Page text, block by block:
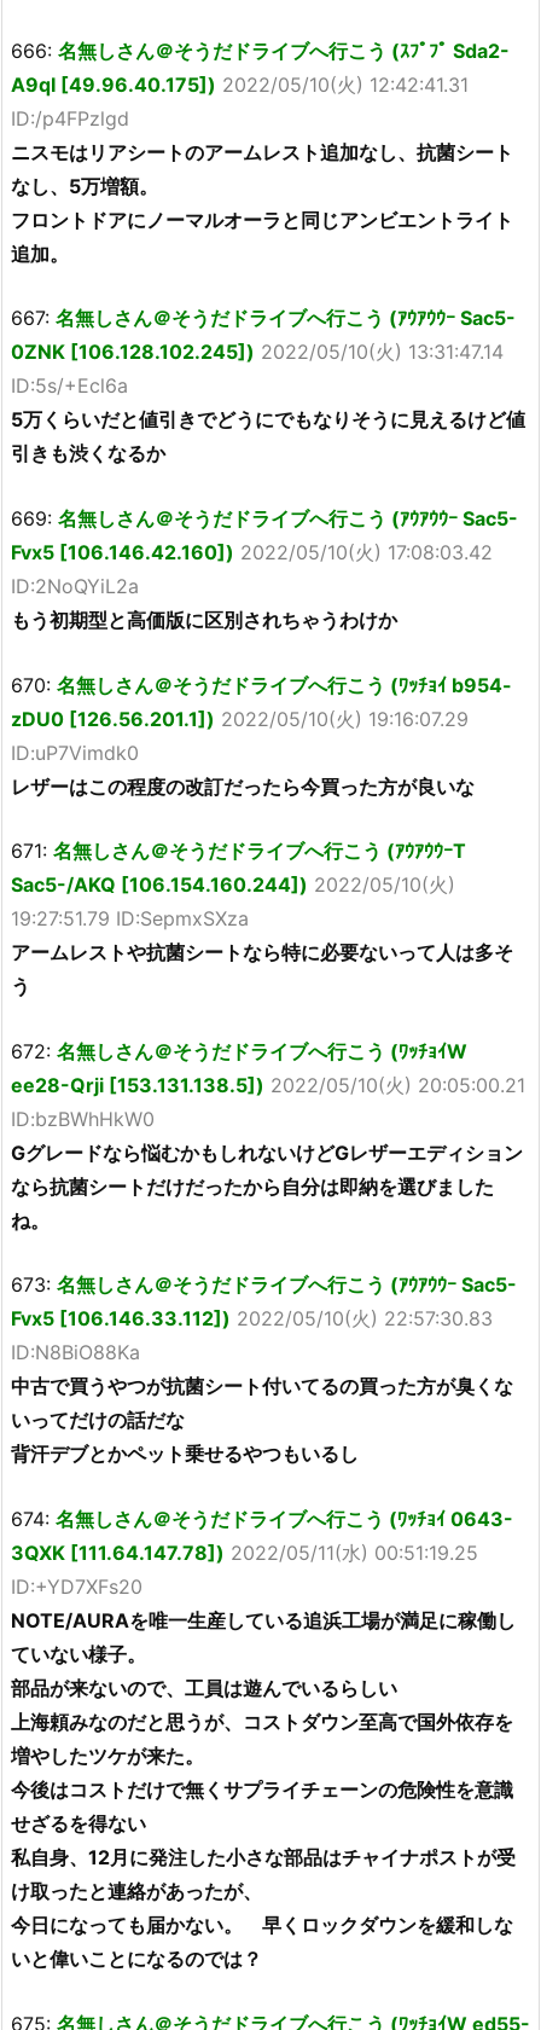
666: 名無しさん＠そうだドライブへ行こう (ｽﾌﾟﾌﾟ Sda2-
A9qI [49.96.40.175]) 2022/05/10(火) 12:42:41.31
ID:/p4FPzlgd
ニスモはリアシートのアームレスト追加なし、抗菌シート
なし、5万増額。
フロントドアにノーマルオーラと同じアンビエントライト
追加。
667: 名無しさん＠そうだドライブへ行こう (ｱｳｱｳｳｰ Sac5-
0ZNK [106.128.102.245]) 2022/05/10(火) 13:31:47.14
ID:5s/+Ecl6a
5万くらいだと値引きでどうにでもなりそうに見えるけど値
引きも渋くなるか
669: 名無しさん＠そうだドライブへ行こう (ｱｳｱｳｳｰ Sac5-
Fvx5 [106.146.42.160]) 2022/05/10(火) 17:08:03.42
ID:2NoQYiL2a
もう初期型と高価版に区別されちゃうわけか
670: 名無しさん＠そうだドライブへ行こう (ﾜｯﾁｮｲ b954-
zDU0 [126.56.201.1]) 2022/05/10(火) 19:16:07.29
ID:uP7Vimdk0
レザーはこの程度の改訂だったら今買った方が良いな
671: 名無しさん＠そうだドライブへ行こう (ｱｳｱｳｳｰT
Sac5-/AKQ [106.154.160.244]) 2022/05/10(火)
19:27:51.79 ID:SepmxSXza
アームレストや抗菌シートなら特に必要ないって人は多そ
う
672: 名無しさん＠そうだドライブへ行こう (ﾜｯﾁｮｲW
ee28-Qrji [153.131.138.5]) 2022/05/10(火) 20:05:00.21
ID:bzBWhHkW0
Gグレードなら悩むかもしれないけどGレザーエディション
なら抗菌シートだけだったから自分は即納を選びました
ね。
673: 名無しさん＠そうだドライブへ行こう (ｱｳｱｳｳｰ Sac5-
Fvx5 [106.146.33.112]) 2022/05/10(火) 22:57:30.83
ID:N8BiO88Ka
中古で買うやつが抗菌シート付いてるの買った方が臭くな
いってだけの話だな
背汗デブとかペット乗せるやつもいるし
674: 名無しさん＠そうだドライブへ行こう (ﾜｯﾁｮｲ 0643-
3QXK [111.64.147.78]) 2022/05/11(水) 00:51:19.25
ID:+YD7XFs20
NOTE/AURAを唯一生産している追浜工場が満足に稼働し
ていない様子。
部品が来ないので、工員は遊んでいるらしい
上海頼みなのだと思うが、コストダウン至高で国外依存を
増やしたツケが来た。
今後はコストだけで無くサプライチェーンの危険性を意識
せざるを得ない
私自身、12月に発注した小さな部品はチャイナポストが受
け取ったと連絡があったが、
今日になっても届かない。 早くロックダウンを緩和しな
いと偉いことになるのでは？
675: 名無しさん＠そうだドライブへ行こう (ﾜｯﾁｮｲW ed55-